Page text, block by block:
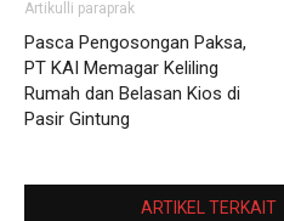
Artikulli paraprak
Pasca Pengosongan Paksa,
PT KAI Memagar Keliling
Rumah dan Belasan Kios di
Pasir Gintung
ARTIKEL TERKAIT